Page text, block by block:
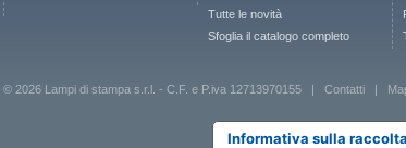
Tutte le novità
Sfoglia il catalogo completo
© 2026 Lampi di stampa s.r.l. - C.F. e P.iva 12713970155 | Contatti
Informativa sulla raccolta